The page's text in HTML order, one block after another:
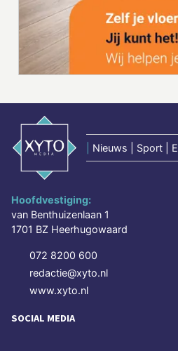
Nieuws | Sport |
Hoofdvestiging:
van Benthuizenlaan 1
1701 BZ Heerhugowaard
072 8200 600
redactie@xyto.nl
www.xyto.nl
SOCIAL MEDIA